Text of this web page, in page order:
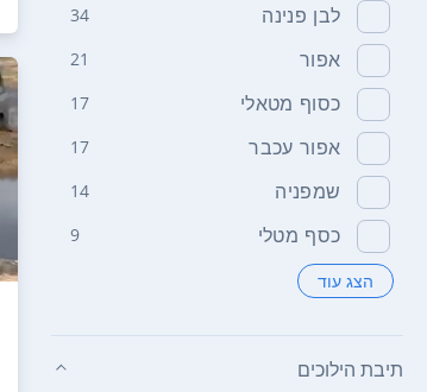
לבן פנינה 34
אפור 21
כסוף מטאלי 17
אפור עכבר 17
שמפניה 14
כסף מטלי 9
הצג עוד
תיבת הילוכים